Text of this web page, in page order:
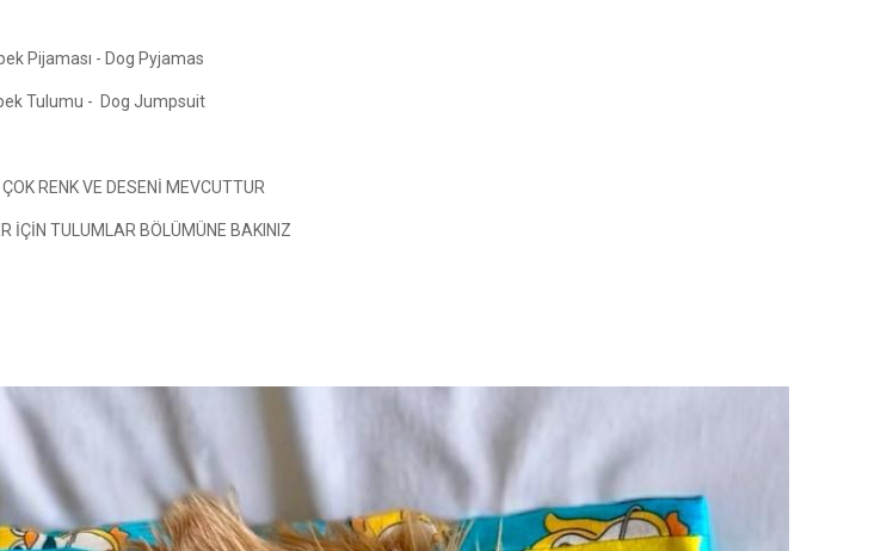
Pijaması - Dog Pyjamas
Tulumu - Dog Jumpsuit
ÇOK RENK VE DESENİ MEVCUTTUR
İÇİN TULUMLAR BÖLÜMÜNE BAKINIZ